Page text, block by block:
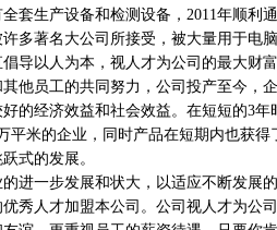
生产设备和检测设备，2011年顺利通
多著名大公司所接受，被大量用于电
以人为本，视人才为公司的最大财富
他员工的共同努力，公司投产至今，
的经济效益和社会效益。在短短的3
平米的企业，同时产品在短期内也获
式的发展。
一步发展和状大，以适应不断发展的
秀人才加盟本公司。公司视人才为公